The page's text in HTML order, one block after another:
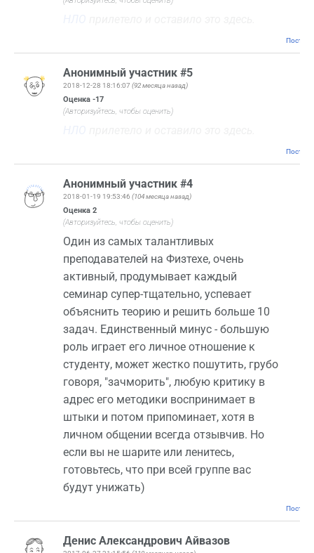
Анонимный участник #5
2018-12-28 18:16:07 (92 месяца назад)
Оценка -17
(Авторизуйтесь, чтобы оценить)
Анонимный участник #4
2018-01-19 19:53:46 (104 месяца назад)
Оценка 2
(Авторизуйтесь, чтобы оценить)
Один из самых талантливых
преподавателей на Физтехе, очень
активный, продумывает каждый
семинар супер-тщательно, успевает
объяснить теорию и решить больше 10
задач. Единственный минус - большую
роль играет его личное отношение к
студенту, может жестко пошутить, грубо
говоря, "зачморить", любую критику в
адрес его методики воспринимает в
штыки и потом припоминает, хотя в
личном общении всегда отзывчив. Но
если вы не шарите или ленитесь,
готовьтесь, что при всей группе вас
будут унижать)
Денис Александрович Айвазов